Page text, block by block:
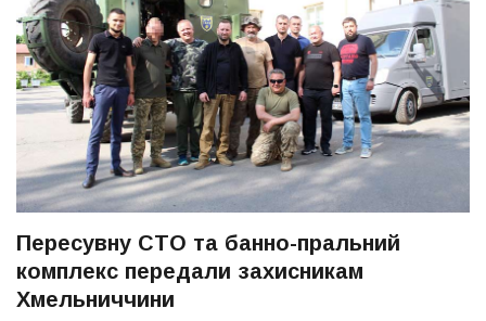
Пересувну СТО та банно-пральний
комплекс передали захисникам
Хмельниччини